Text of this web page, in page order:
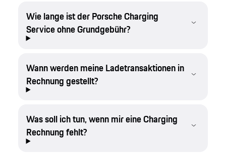
Wie lange ist der Porsche Charging
Service ohne Grundgebühr?
Wann werden meine Ladetransaktionen in
Rechnung gestellt?
Was soll ich tun, wenn mir eine Charging
Rechnung fehlt?